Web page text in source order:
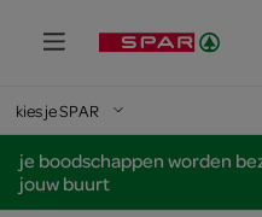
kies je SPAR
je boodschappen worden
jouw buurt